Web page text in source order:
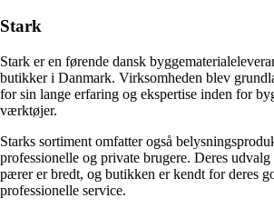
Stark
Stark er en førende dansk
butikker i Danmark. Virksomheden blev
for sin lange erfaring og ekspertise inden for
værktøjer.
Starks sortiment omfatter også
professionelle og private brugere. Deres
pærer er bredt, og butikken er kendt for deres
professionelle service.